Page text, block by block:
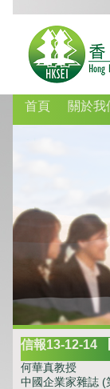
首頁 關於我
信報13-12-14
何華真教授
中國企業家雜誌